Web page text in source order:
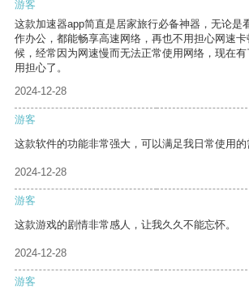
游客
这款加速器app简直是居家旅行必备神器，无论是
作办公，都能畅享高速网络，再也不用担心网速
候，经常因为网速慢而无法正常使用网络，现在
用担心了。
2024-12-28
游客
这款软件的功能非常强大，可以满足我日常使用的
2024-12-28
游客
这款游戏的剧情非常感人，让我久久不能忘怀。
2024-12-28
游客